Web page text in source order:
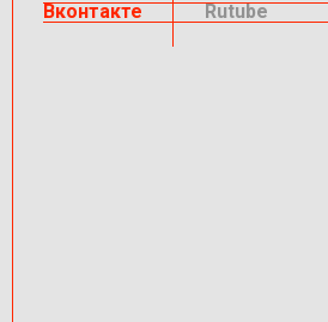
Вконтакте Rutube